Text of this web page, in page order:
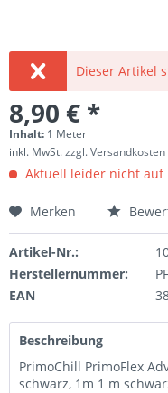
Dieser Artikel
8,90 € *
Inhalt: 1 Meter
inkl. MwSt.zzgl. Versandkosten
Aktuell leider nicht auf
Merken
Artikel-Nr.:
Herstellernummer:
EAN
Beschreibung
PrimoChill PrimoFlex
schwarz, 1m 1 m